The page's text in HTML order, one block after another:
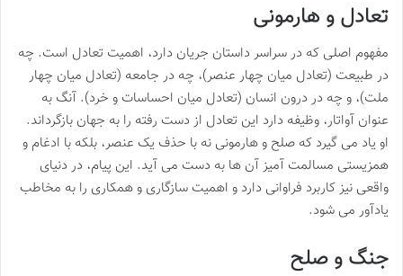
تعادل و هارمونی
مفهوم اصلی که در سراسر داستان جریان دارد، اهمیت تعادل است. چه
در طبیعت (تعادل میان چهار عنصر)، چه در جامعه (تعادل میان چهار
ملت)، و چه در درون انسان (تعادل میان احساسات و خرد). آنگ به
عنوان آواتار، وظیفه دارد این تعادل از دست رفته را به جهان بازگرداند.
او یاد می گیرد که صلح و هارمونی نه با حذف یک عنصر، بلکه با ادغام و
همزیستی مسالمت آمیز آن ها به دست می آید. این پیام، در دنیای
واقعی نیز کاربرد فراوانی دارد و اهمیت سازگاری و همکاری را به مخاطب
یادآور می شود.
جنگ و صلح